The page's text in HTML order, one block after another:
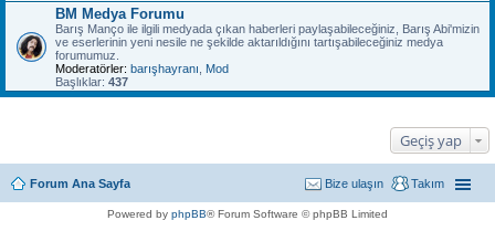
BM Medya Forumu
Barış Manço ile ilgili medyada çıkan haberleri paylaşabileceğiniz, Barış Abi'mizin
ve eserlerinin yeni nesile ne şekilde aktarıldığını tartışabileceğiniz medya
forumumuz.
Moderatörler: barışhayranı
Mod
Başlıklar: 437
Geçiş yap
Forum Ana Sayfa Takım
Bize ulaşın
Powered by phpBB® Forum Software © phpBB Limited